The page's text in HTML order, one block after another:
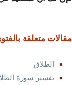
مقالات متعلقة
الطلاق
تفسير سورة